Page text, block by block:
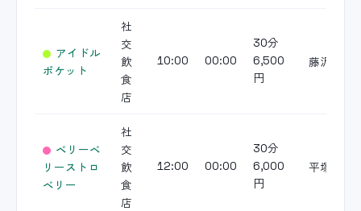
アイドル
ポケット
社
交
飲
食
店
10:00 00:00
30分
6,500
円
藤沢
ベリーベ
リーストロ
ベリー
社
交
飲
食
店
12:00 00:00
30分
6,000
円
平塚